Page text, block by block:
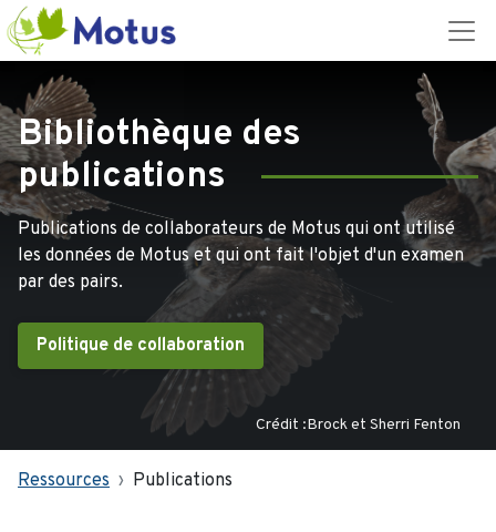
Bibliothèque des
publications
Publications de collaborateurs de Motus qui ont utilisé
les données de Motus et qui ont fait l'objet d'un examen
par des pairs.
Politique de collaboration
Crédit :Brock et Sherri Fenton
Ressources Publications